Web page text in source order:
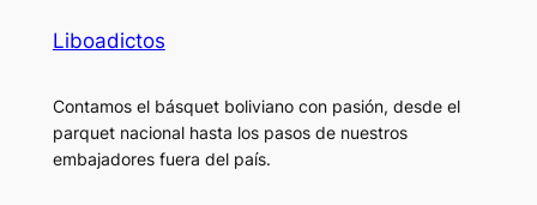
Liboadictos
Contamos el básquet boliviano con pasión, desde el
parquet nacional hasta los pasos de nuestros
embajadores fuera del país.